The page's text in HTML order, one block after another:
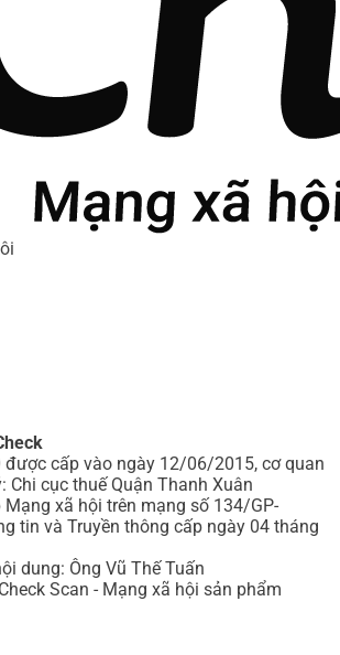
được cấp vào ngày 12/06/2015, cơ quan
Chi cục thuế Quận Thanh Xuân
Mạng xã hội trên mạng số 134/GP-
tin và Truyền thông cấp ngày 04 tháng
dung: Ông Vũ Thế Tuấn
Scan - Mạng xã hội sản phẩm